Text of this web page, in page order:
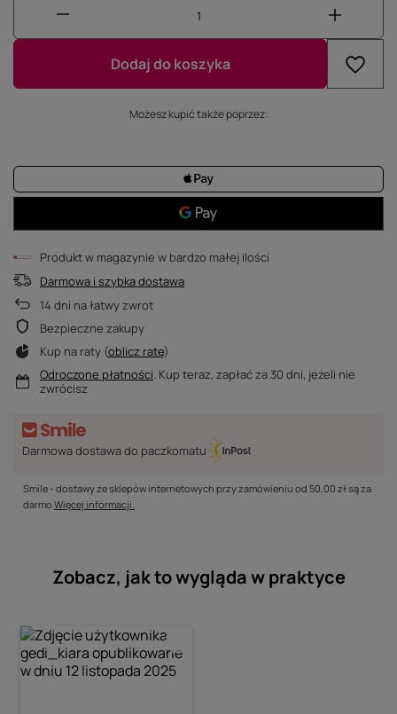
Dodaj do koszyka
Możesz kupić także poprzez:
Produkt w magazynie w bardzo małej ilości
Darmowa i szybka dostawa
14 dni na łatwy zwrot
Bezpieczne zakupy
Kup na raty (oblicz ratę)
Odroczone płatności. Kup teraz, zapłać za 30 dni, jeżeli nie
zwrócisz
Darmowa dostawa do paczkomatu
Smile - dostawy ze sklepów internetowych przy zamówieniu od 50,00 złsą za
darmo Więcej informacji.
Zobacz, jak to wygląda w praktyce